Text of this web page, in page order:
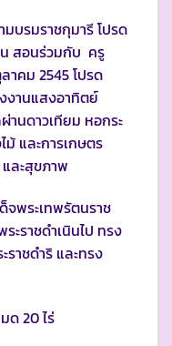
บรมราชกุมารี โปรด
น สอนร่วมกับ ครู
าคม 2545 โปรด
งานแสงอาทิตย์
านดาวเทียม หอกระ
ม้ และการเกษตร
ละสุขภาพ
พระเทพรัตนราช
ะราชดำเนินไป ทรง
ราชดำริ และทรง
20 ไร่